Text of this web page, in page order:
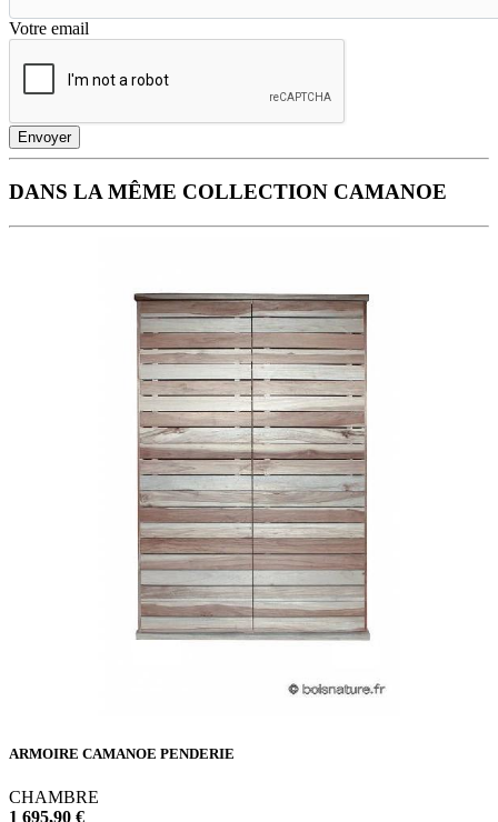
Votre email
Envoyer
DANS LA MÊME COLLECTION CAMANOE
ARMOIRE CAMANOE PENDERIE
CHAMBRE
1 695,90 €